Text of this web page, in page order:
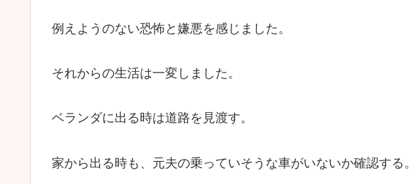
例えようのない恐怖と嫌悪を感じました。
それからの生活は一変しました。
ベランダに出る時は道路を見渡す。
家から出る時も、元夫の乗っていそうな車がいないか確認する。